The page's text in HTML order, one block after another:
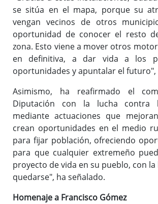
se sitúa en el mapa, porque su
vengan vecinos de otros
oportunidad de conocer el resto
zona. Esto viene a mover otros
en definitiva, a dar vida a los
oportunidades y apuntalar el futuro",
Asimismo, ha reafirmado el
Diputación con la lucha contra
mediante actuaciones que
crean oportunidades en el medio
para fijar población, ofreciendo
para que cualquier extremeño
proyecto de vida en su pueblo, con
quedarse", ha señalado.
Homenaje a Francisco Gómez